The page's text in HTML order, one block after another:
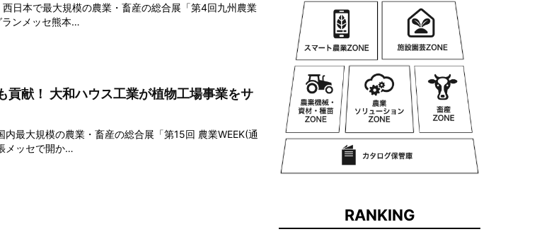
日本で最大規模の農業・畜産の総合展「第4回九州農業
ランメッセ熊本…
貢献！ 大和ハウス工業が植物工場事業をサ
最大規模の農業・畜産の総合展「第15回 農業WEEK(通
メッセで開か…
RANKING